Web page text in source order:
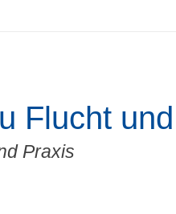
Flucht
Praxis